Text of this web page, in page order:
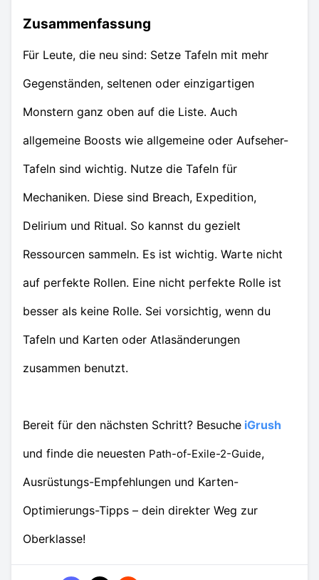
Zusammenfassung
Für Leute, die neu sind: Setze Tafeln mit mehr
Gegenständen, seltenen oder einzigartigen
Monstern ganz oben auf die Liste. Auch
allgemeine Boosts wie allgemeine oder Aufseher-
Tafeln sind wichtig. Nutze die Tafeln für
Mechaniken. Diese sind Breach, Expedition,
Delirium und Ritual. So kannst du gezielt
Ressourcen sammeln. Es ist wichtig. Warte nicht
auf perfekte Rollen. Eine nicht perfekte Rolle ist
besser als keine Rolle. Sei vorsichtig, wenn du
Tafeln und Karten oder Atlasänderungen
zusammen benutzt.
Bereit für den nächsten Schritt? Besuche iGrush
und finde die neuesten Path-of-Exile-2-Guide,
Ausrüstungs-Empfehlungen und Karten-
Optimierungs-Tipps – dein direkter Weg zur
Oberklasse!